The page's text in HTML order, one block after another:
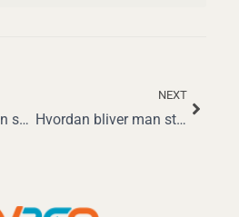
Hvordan bliver man sygeplejerske med specialisering: En komplet guide
NEXT
Hvordan bliver man stewardesse? Din komplette karriereguide